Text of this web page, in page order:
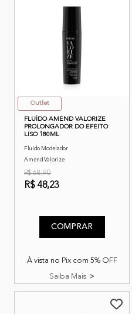
Outlet
FLUÍDO AMEND VALORIZE
PROLONGADOR DO EFEITO
LISO 180ML
Fluído Modelador
Amend Valorize
R$ 68,90
R$ 48,23
COMPRAR
À vista no Pix com 5% OFF
Saiba Mais